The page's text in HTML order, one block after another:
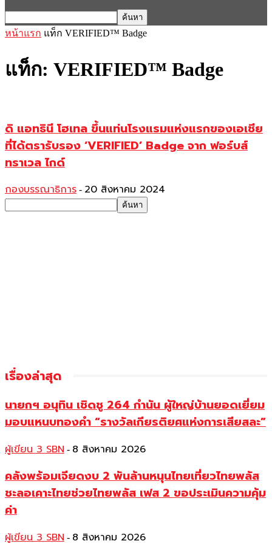
หน้าแรก แท็ก VERIFIED™ Badge
แท็ก: VERIFIED™ Badge
ดิ แอทธินี โฮเทล ขึ้นแท่นโรงแรมแห่งแรกของเอเชีย
ที่ได้ตรารับรอง ‘VERIFIED’ Badge จาก ฟอร์บส์
ทราเวล ไกด์
กองบรรณาธิการ - 20 สิงหาคม 2024
เรื่องล่าสุด
นายกฯ อนุทิน เชิดชู 264 กำนัน ผู้ใหญ่บ้านยอดเยี่ยม
มอบแหนบทองคำ “รางวัลเกียรติยศแห่งการเสียสละ”
ผู้เขียน 3 SBN - 8 สิงหาคม 2026
คลังพร้อมเจียดงบ 2 พันล้านหนุนไทยเที่ยวไทยพลัส
ชะลอเคาะไทยช่วยไทยพลัส เฟส 2 ขอประเมินความคุ้ม
ค่า
ผู้เขียน 3 SBN - 8 สิงหาคม 2026